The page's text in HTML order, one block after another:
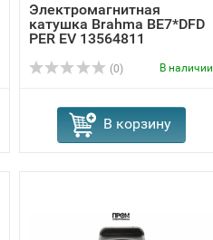
Электромагнитная
катушка Brahma BE7*DFD
PER EV 13564811
(0) В наличии
В корзину